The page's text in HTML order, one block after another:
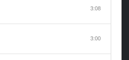
3:08
3:00